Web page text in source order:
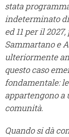
stata
indeterminato
ed 11 per il
Sammartano e
ulteriormente
questo caso
fondamentale:
appartengono a
comunità.
Quando si dà